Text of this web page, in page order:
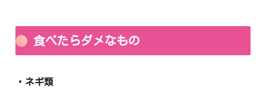
食べたらダメなもの
・ネギ類